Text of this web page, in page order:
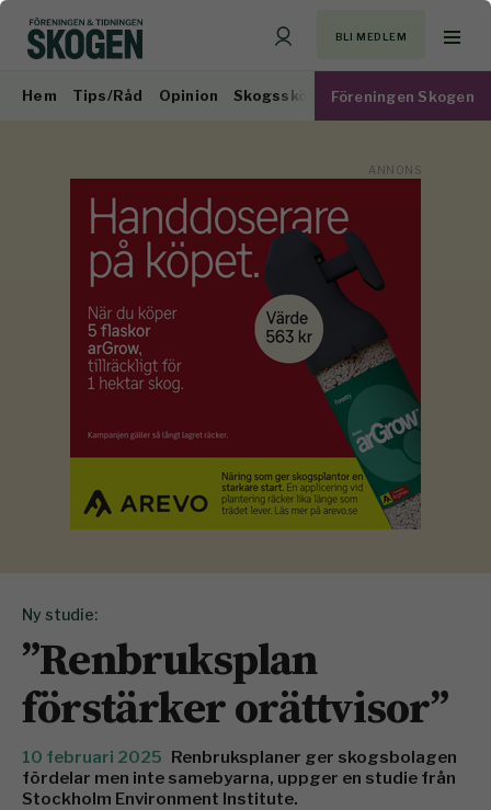
BLI MEDLEM
Hem Tips/Råd Opinion Skogsskötsel Virkesmarknad
Föreningen Skogen
Ny studie:
”Renbruksplan
förstärker orättvisor”
10 februari 2025 Renbruksplaner ger skogsbolagen
fördelar men inte samebyarna, uppger en studie från
Stockholm Environment Institute.